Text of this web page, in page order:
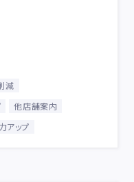
減
他店舗案内
アップ